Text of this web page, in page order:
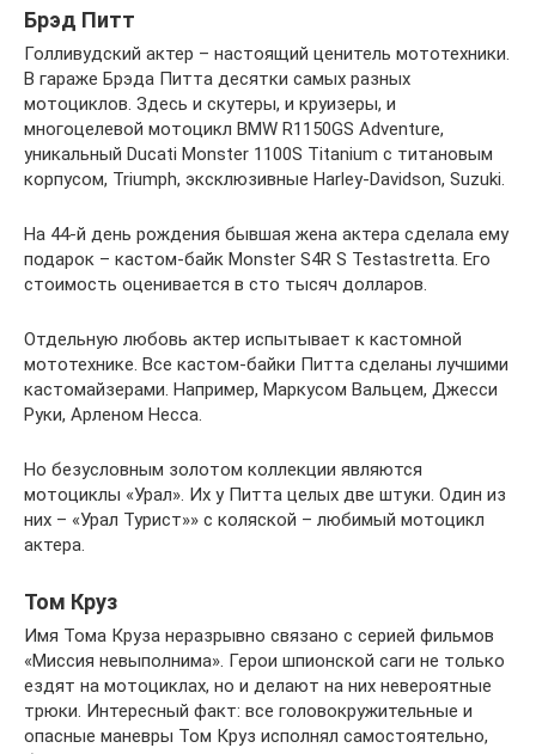
Брэд Питт
Голливудский актер – настоящий ценитель мототехники.
В гараже Брэда Питта десятки самых разных
мотоциклов. Здесь и скутеры, и круизеры, и
многоцелевой мотоцикл BMW R1150GS Adventure,
уникальный Ducati Monster 1100S Titanium с титановым
корпусом, Triumph, эксклюзивные Нarley-Davidson, Suzuki.
На 44-й день рождения бывшая жена актера сделала ему
подарок – кастом-байк Monster S4R S Testastretta. Его
стоимость оценивается в сто тысяч долларов.
Отдельную любовь актер испытывает к кастомной
мототехнике. Все кастом-байки Питта сделаны лучшими
кастомайзерами. Например, Маркусом Вальцем, Джесси
Руки, Арленом Несса.
Но безусловным золотом коллекции являются
мотоциклы «Урал». Их у Питта целых две штуки. Один из
них – «Урал Турист»» с коляской – любимый мотоцикл
актера.
Том Круз
Имя Тома Круза неразрывно связано с серией фильмов
«Миссия невыполнима». Герои шпионской саги не только
ездят на мотоциклах, но и делают на них невероятные
трюки. Интересный факт: все головокружительные и
опасные маневры Том Круз исполнял самостоятельно,